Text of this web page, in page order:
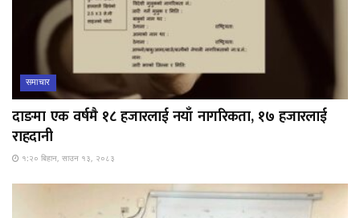
समाचार
दाङमा एक वर्षमै १८ हजारलाई नयाँ नागरिकता, १७ हजारलाई
राहदानी
१:२० बिहान, साउन १३, २०८३